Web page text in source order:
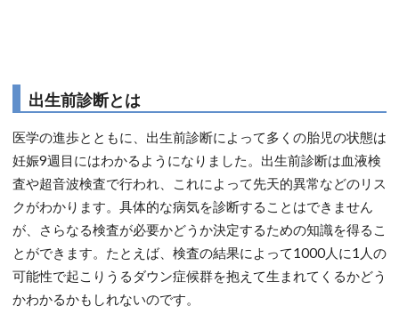
出生前診断とは
医学の進歩とともに、出生前診断によって多くの胎児の状態は
妊娠9週目にはわかるようになりました。出生前診断は血液検
査や超音波検査で行われ、これによって先天的異常などのリス
クがわかります。具体的な病気を診断することはできません
が、さらなる検査が必要かどうか決定するための知識を得るこ
とができます。たとえば、検査の結果によって1000人に1人の
可能性で起こりうるダウン症候群を抱えて生まれてくるかどう
かわかるかもしれないのです。